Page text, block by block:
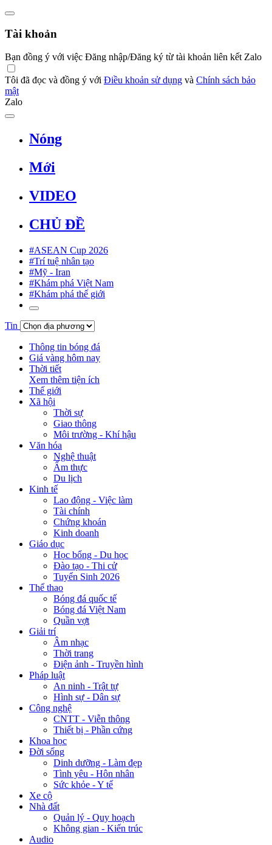
Tài khoản
Bạn đồng ý với việc Đăng nhập/Đăng ký từ tài khoản liên kết Zalo
Tôi đã đọc và đồng ý với Điều khoản sử dụng và Chính sách bảo
mật
Zalo
Nóng
Mới
VIDEO
CHỦ ĐỀ
#ASEAN Cup 2026
#Trí tuệ nhân tạo
#Mỹ - Iran
#Khám phá Việt Nam
#Khám phá thế giới
Tin
Thông tin bóng đá
Giá vàng hôm nay
Thời tiết
Xem thêm tiện ích
Thế giới
Xã hội
Thời sự
Giao thông
Môi trường - Khí hậu
Văn hóa
Nghệ thuật
Ẩm thực
Du lịch
Kinh tế
Lao động - Việc làm
Tài chính
Chứng khoán
Kinh doanh
Giáo dục
Học bổng - Du học
Đào tạo - Thi cử
Tuyển Sinh 2026
Thể thao
Bóng đá quốc tế
Bóng đá Việt Nam
Quần vợt
Giải trí
Âm nhạc
Thời trang
Điện ảnh - Truyền hình
Pháp luật
An ninh - Trật tự
Hình sự - Dân sự
Công nghệ
CNTT - Viễn thông
Thiết bị - Phần cứng
Khoa học
Đời sống
Dinh dưỡng - Làm đẹp
Tình yêu - Hôn nhân
Sức khỏe - Y tế
Xe cộ
Nhà đất
Quản lý - Quy hoạch
Không gian - Kiến trúc
Audio